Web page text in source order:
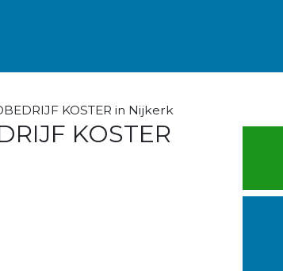
KOSTER in Nijkerk
KOSTER